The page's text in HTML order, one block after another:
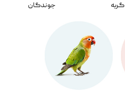
گربه جوندگان